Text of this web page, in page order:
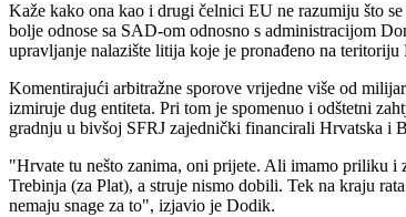
Kaže kako ona kao i drugi čelnici EU ne razumiju što
bolje odnose sa SAD-om odnosno s administracijom
upravljanje nalazište litija koje je pronađeno na teritoriju
Komentirajući arbitražne sporove vrijedne više od
izmiruje dug entiteta. Pri tom je spomenuo i odštetni
gradnju u bivšoj SFRJ zajednički financirali Hrvatska i
"Hrvate tu nešto zanima, oni prijete. Ali imamo priliku i
Trebinja (za Plat), a struje nismo dobili. Tek na kraju
nemaju snage za to", izjavio je Dodik.